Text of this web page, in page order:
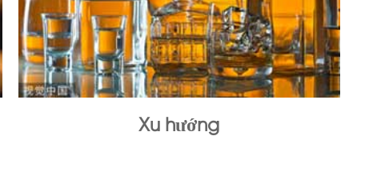
Xu hướng